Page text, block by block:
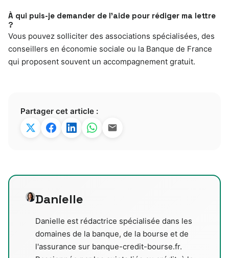
À qui puis-je demander de l’aide pour rédiger ma lettre
?
Vous pouvez solliciter des associations spécialisées, des
conseillers en économie sociale ou la Banque de France
qui proposent souvent un accompagnement gratuit.
Partager cet article :
Danielle
Danielle est rédactrice spécialisée dans les
domaines de la banque, de la bourse et de
l'assurance sur banque-credit-bourse.fr.